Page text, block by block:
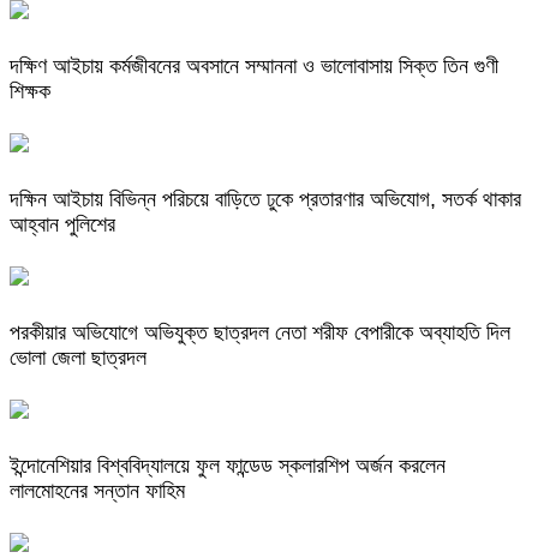
দক্ষিণ আইচায় কর্মজীবনের অবসানে সম্মাননা ও ভালোবাসায় সিক্ত তিন গুণী
শিক্ষক
দক্ষিন আইচায় ‎বিভিন্ন পরিচয়ে বাড়িতে ঢুকে প্রতারণার অভিযোগ, সতর্ক থাকার
আহ্বান পুলিশের
পরকীয়ার অভিযোগে অভিযুক্ত ছাত্রদল নেতা শরীফ বেপারীকে অব্যাহতি দিল
ভোলা জেলা ছাত্রদল
ইন্দোনেশিয়ার বিশ্ববিদ্যালয়ে ফুল ফান্ডেড স্কলারশিপ অর্জন করলেন
লালমোহনের সন্তান ফাহিম